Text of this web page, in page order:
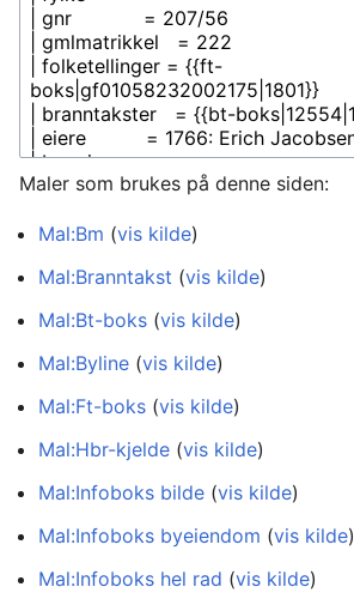
Maler som brukes på denne siden:
Mal:Bm (vis kilde)
Mal:Branntakst (vis kilde)
Mal:Bt-boks (vis kilde)
Mal:Byline (vis kilde)
Mal:Ft-boks (vis kilde)
Mal:Hbr-kjelde (vis kilde)
Mal:Infoboks bilde (vis kilde)
Mal:Infoboks byeiendom (vis kilde)
Mal:Infoboks hel rad (vis kilde)